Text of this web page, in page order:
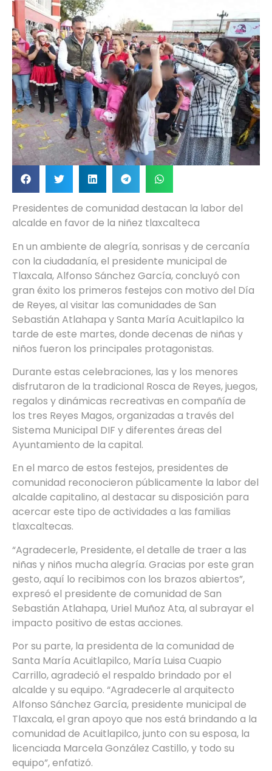
Presidentes de comunidad destacan la labor del
alcalde en favor de la niñez tlaxcalteca
En un ambiente de alegría, sonrisas y de cercanía
con la ciudadanía, el presidente municipal de
Tlaxcala, Alfonso Sánchez García, concluyó con
gran éxito los primeros festejos con motivo del Día
de Reyes, al visitar las comunidades de San
Sebastián Atlahapa y Santa María Acuitlapilco la
tarde de este martes, donde decenas de niñas y
niños fueron los principales protagonistas.
Durante estas celebraciones, las y los menores
disfrutaron de la tradicional Rosca de Reyes, juegos,
regalos y dinámicas recreativas en compañía de
los tres Reyes Magos, organizadas a través del
Sistema Municipal DIF y diferentes áreas del
Ayuntamiento de la capital.
En el marco de estos festejos, presidentes de
comunidad reconocieron públicamente la labor del
alcalde capitalino, al destacar su disposición para
acercar este tipo de actividades a las familias
tlaxcaltecas.
“Agradecerle, Presidente, el detalle de traer a las
niñas y niños mucha alegría. Gracias por este gran
gesto, aquí lo recibimos con los brazos abiertos”,
expresó el presidente de comunidad de San
Sebastián Atlahapa, Uriel Muñoz Ata, al subrayar el
impacto positivo de estas acciones.
Por su parte, la presidenta de la comunidad de
Santa María Acuitlapilco, María Luisa Cuapio
Carrillo, agradeció el respaldo brindado por el
alcalde y su equipo. “Agradecerle al arquitecto
Alfonso Sánchez García, presidente municipal de
Tlaxcala, el gran apoyo que nos está brindando a la
comunidad de Acuitlapilco, junto con su esposa, la
licenciada Marcela González Castillo, y todo su
equipo”, enfatizó.